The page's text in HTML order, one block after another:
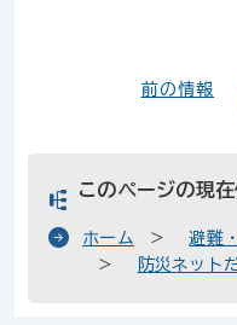
前の情報
このページの現
ホーム
避難
防災ネット